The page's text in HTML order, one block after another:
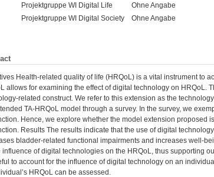
Projektgruppe WI Digital Life
Ohne Angabe
Projektgruppe WI Digital Society
Ohne Angabe
Health-related quality of life (HRQoL) is a vital instrument to
allows for examining the effect of digital technology on
related construct. We refer to this extension as the
TA-HRQoL model through a survey. In the survey, we
Hence, we explore whether the model extension proposed
Results The results indicate that the use of digital
bladder-related functional impairments and increases well-
influence of digital technologies on the HRQoL, thus supporting
to account for the influence of digital technology on an
HRQoL can be assessed.